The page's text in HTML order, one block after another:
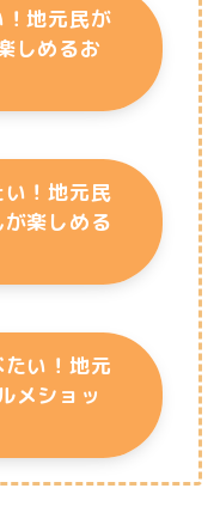
地元民が
しめるお
！地元民
楽しめる
い！地元
メショッ